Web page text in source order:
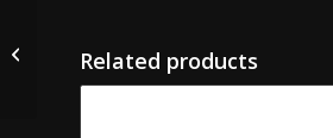
Related products
Martini (Bianco/Rosso)